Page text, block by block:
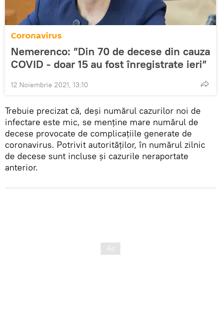
Coronavirus
Nemerenco: ”Din 70 de decese din cauza
COVID - doar 15 au fost înregistrate ieri”
12 Noiembrie 2021, 13:10
Trebuie precizat că, deși numărul cazurilor noi de
infectare este mic, se menține mare numărul de
decese provocate de complicațiile generate de
coronavirus. Potrivit autorităților, în numărul zilnic
de decese sunt incluse și cazurile neraportate
anterior.